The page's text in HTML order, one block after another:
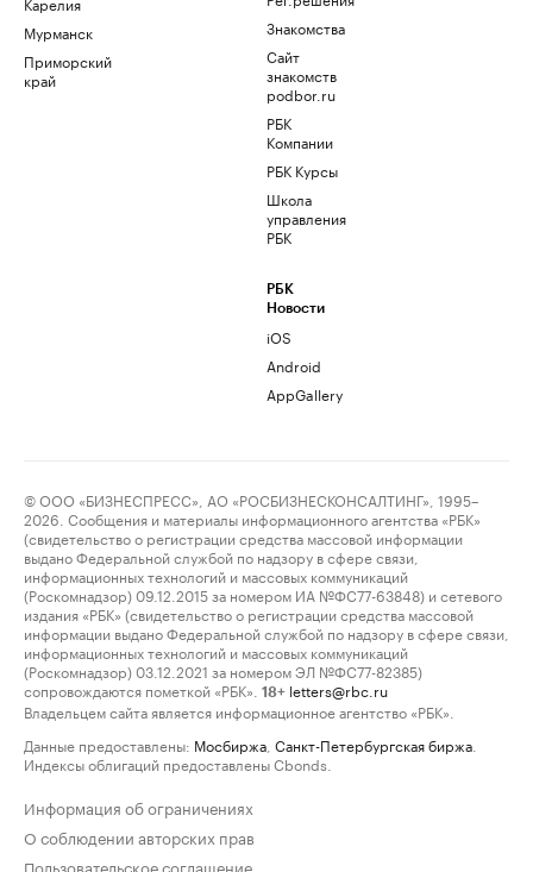
Мурманск
Приморский
край
Знакомства
Сайт
знакомств
podbor.ru
РБК
Компании
РБК Курсы
Школа
управления
РБК
РБК
Новости
iOS
Android
AppGallery
© ООО «БИЗНЕСПРЕСС», АО «РОСБИЗНЕСКОНСАЛТИНГ», 1995–
2026. Сообщения и материалы информационного агентства «РБК»
(свидетельство о регистрации средства массовой информации
выдано Федеральной службой по надзору в сфере связи,
информационных технологий и массовых коммуникаций
(Роскомнадзор) 09.12.2015 за номером ИА №ФС77-63848) и сетевого
издания «РБК» (свидетельство о регистрации средства массовой
информации выдано Федеральной службой по надзору в сфере связи,
информационных технологий и массовых коммуникаций
(Роскомнадзор) 03.12.2021 за номером ЭЛ №ФС77-82385)
сопровождаются пометкой «РБК».
18+ letters@rbc.ru
Владельцем сайта является информационное агентство «РБК».
Данные предоставлены: Мосбиржа Санкт-Петербургская биржа
Индексы облигаций предоставлены Cbonds.
Информация об ограничениях
О соблюдении авторских прав
Пользовательское соглашение